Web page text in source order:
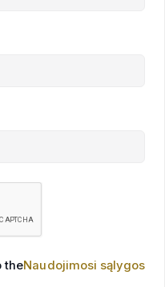
theNaudojimosi sąlygos